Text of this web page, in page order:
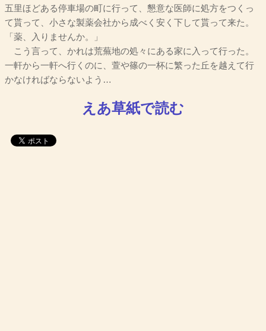
五里ほどある停車場の町に行って、懇意な医師に処方をつくっ
て貰って、小さな製薬会社から成べく安く下して貰って来た。
「薬、入りませんか。」
こう言って、かれは荒蕪地の処々にある家に入って行った。
一軒から一軒へ行くのに、萱や篠の一杯に繁った丘を越えて行
かなければならないよう…
えあ草紙で読む